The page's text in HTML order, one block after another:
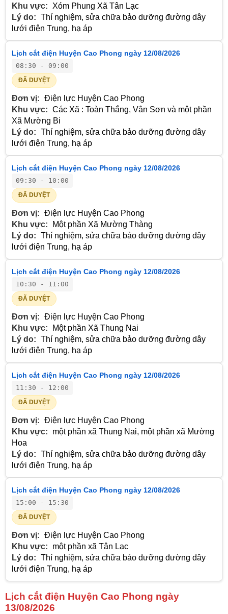
Khu vực: Xóm Phung Xã Tân Lạc
Lý do: Thí nghiệm, sửa chữa bảo dưỡng đường dây
lưới điện Trung, hạ áp
Lịch cắt điện Huyện Cao Phong ngày 12/08/2026
08:30 - 09:00
ĐÃ DUYỆT
Đơn vị: Điện lực Huyện Cao Phong
Khu vực: Các Xã : Toàn Thắng, Vân Sơn và một phần
Xã Mường Bi
Lý do: Thí nghiệm, sửa chữa bảo dưỡng đường dây
lưới điện Trung, hạ áp
Lịch cắt điện Huyện Cao Phong ngày 12/08/2026
09:30 - 10:00
ĐÃ DUYỆT
Đơn vị: Điện lực Huyện Cao Phong
Khu vực:
Một phần Xã Mường Thàng
Lý do: Thí nghiệm, sửa chữa bảo dưỡng đường dây
lưới điện Trung, hạ áp
Lịch cắt điện Huyện Cao Phong ngày 12/08/2026
10:30 - 11:00
ĐÃ DUYỆT
Đơn vị: Điện lực Huyện Cao Phong
Khu vực:
Một phần Xã Thung Nai
Lý do: Thí nghiệm, sửa chữa bảo dưỡng đường dây
lưới điện Trung, hạ áp
Lịch cắt điện Huyện Cao Phong ngày 12/08/2026
11:30 - 12:00
ĐÃ DUYỆT
Đơn vị: Điện lực Huyện Cao Phong
Khu vực:
một phần xã Thung Nai, một phần xã Mường
Hoa
Lý do: Thí nghiệm, sửa chữa bảo dưỡng đường dây
lưới điện Trung, hạ áp
Lịch cắt điện Huyện Cao Phong ngày 12/08/2026
15:00 - 15:30
ĐÃ DUYỆT
Đơn vị: Điện lực Huyện Cao Phong
Khu vực:
một phần xã Tân Lạc
Lý do: Thí nghiệm, sửa chữa bảo dưỡng đường dây
lưới điện Trung, hạ áp
Lịch cắt điện Huyện Cao Phong ngày
13/08/2026